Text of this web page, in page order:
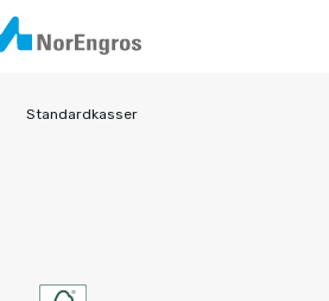
Standardkasser